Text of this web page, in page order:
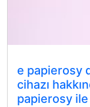
e papierosy
cihazı
papierosy